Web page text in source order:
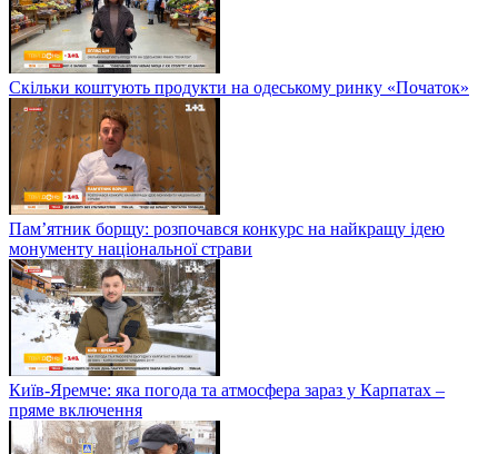
Скільки коштують продукти на одеському ринку «Початок»
Пам’ятник борщу: розпочався конкурс на найкращу ідею
монументу національної страви
Київ-Яремче: яка погода та атмосфера зараз у Карпатах –
пряме включення